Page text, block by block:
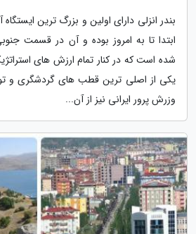
بندر انزلی دارای اولین و بزرگ ترین ایستگاه
ابتدا تا به امروز بوده و آن در قسمت
شده است که در کنار تمام ارزش های
یکی از اصلی ترین قطب های گردشگری و
وزرش پرور ایرانی نیز از آن...